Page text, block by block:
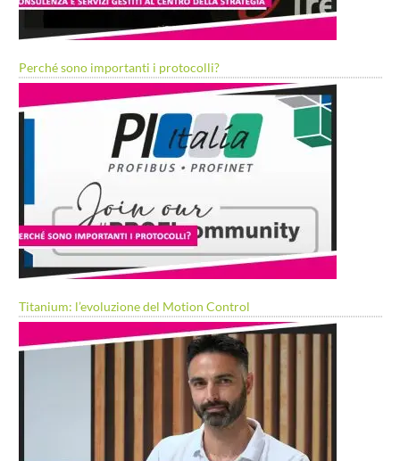
Perché sono importanti i protocolli?
Titanium: l’evoluzione del Motion Control